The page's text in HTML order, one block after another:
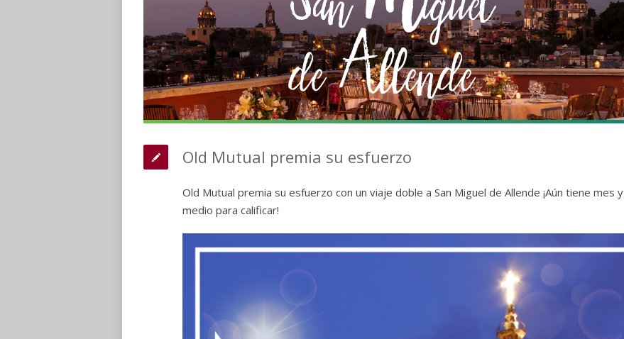
Old Mutual premia su esfuerzo
Old Mutual premia su esfuerzo con un viaje doble a San Miguel de Allende ¡Aún tiene mes y
medio para calificar!